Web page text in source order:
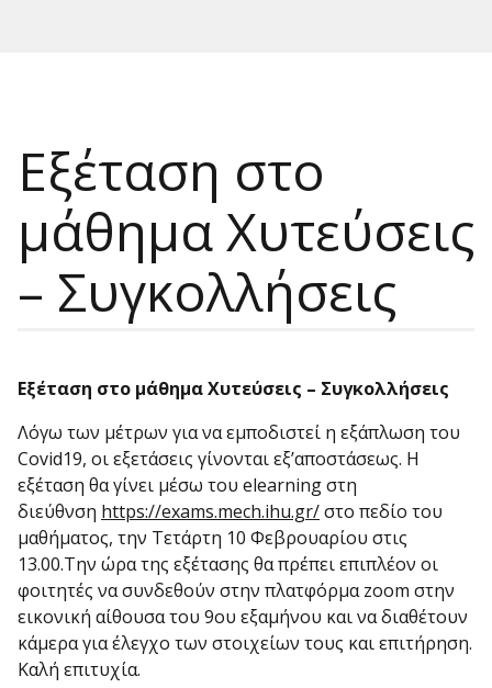
Εξέταση στο
μάθημα Χυτεύσεις
– Συγκολλήσεις
Εξέταση στο μάθημα Χυτεύσεις – Συγκολλήσεις
Λόγω των μέτρων για να εμποδιστεί η εξάπλωση του
Covid19, οι εξετάσεις γίνονται εξ’αποστάσεως. Η
εξέταση θα γίνει μέσω του elearning στη
διεύθνση https://exams.mech.ihu.gr/στο πεδίο του
μαθήματος, την Τετάρτη 10 Φεβρουαρίου στις
13.00.Την ώρα της εξέτασης θα πρέπει επιπλέον οι
φοιτητές να συνδεθούν στην πλατφόρμα zoom στην
εικονική αίθουσα του 9ου εξαμήνου και να διαθέτουν
κάμερα για έλεγχο των στοιχείων τους και επιτήρηση.
Καλή επιτυχία.